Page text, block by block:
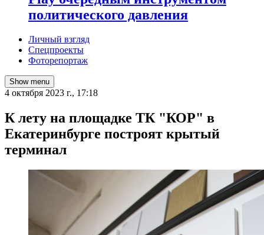
политического давления
Личный взгляд
Спецпроекты
Фоторепортаж
Show menu
4 октября 2023 г., 17:18
К лету на площадке ТК "КОР" в
Екатеринбурге построят крытый
терминал